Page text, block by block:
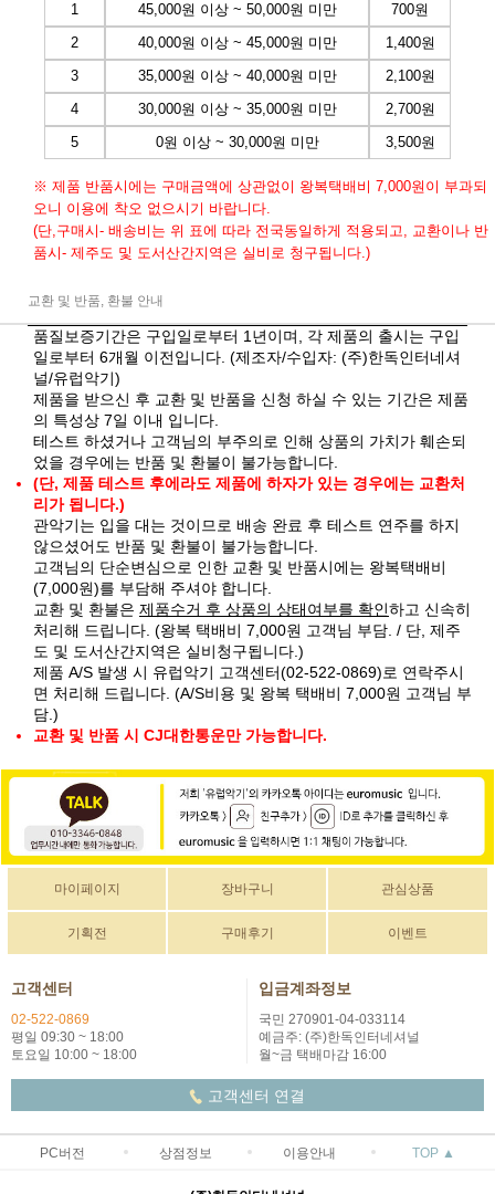
1
45,000원 이상 ~ 50,000원 미만
700원
2
40,000원 이상 ~ 45,000원 미만
1,400원
3
35,000원 이상 ~ 40,000원 미만
2,100원
4
30,000원 이상 ~ 35,000원 미만
2,700원
5
0원 이상 ~ 30,000원 미만 3,500원
※ 제품 반품시에는 구매금액에 상관없이 왕복택배비 7,000원이 부과되
오니 이용에 착오 없으시기 바랍니다.
(단,구매시- 배송비는 위 표에 따라 전국동일하게 적용되고, 교환이나 반
품시- 제주도 및 도서산간지역은 실비로 청구됩니다.)
교환 및 반품, 환불 안내
품질보증기간은 구입일로부터 1년이며, 각 제품의 출시는 구입
일로부터 6개월 이전입니다. (제조자/수입자: (주)한독인터네셔
널/유럽악기)
제품을 받으신 후 교환 및 반품을 신청 하실 수 있는 기간은 제품
의 특성상 7일 이내 입니다.
테스트 하셨거나 고객님의 부주의로 인해 상품의 가치가 훼손되
었을 경우에는 반품 및 환불이 불가능합니다.
(단, 제품 테스트 후에라도 제품에 하자가 있는 경우에는 교환처
리가 됩니다.)
관악기는 입을 대는 것이므로 배송 완료 후 테스트 연주를 하지
않으셨어도 반품 및 환불이 불가능합니다.
고객님의 단순변심으로 인한 교환 및 반품시에는 왕복택배비
(7,000원)를 부담해 주셔야 합니다.
교환 및 환불은 제품수거 후 상품의 상태여부를 확인하고 신속히
처리해 드립니다. (왕복 택배비 7,000원 고객님 부담. / 단, 제주
도 및 도서산간지역은 실비청구됩니다.)
제품 A/S 발생 시 유럽악기 고객센터(02-522-0869)로 연락주시
면 처리해 드립니다. (A/S비용 및 왕복 택배비 7,000원 고객님 부
담.)
교환 및 반품 시 CJ대한통운만 가능합니다.
마이페이지 장바구니 관심상품
기획전 구매후기 이벤트
고객센터
02-522-0869
평일 09:30 ~ 18:00
토요일 10:00 ~ 18:00
입금계좌정보
국민 270901-04-033114
예금주: (주)한독인터네셔널
월~금 택배마감 16:00
고객센터 연결
PC버전 상점정보 이용안내 TOP ▲